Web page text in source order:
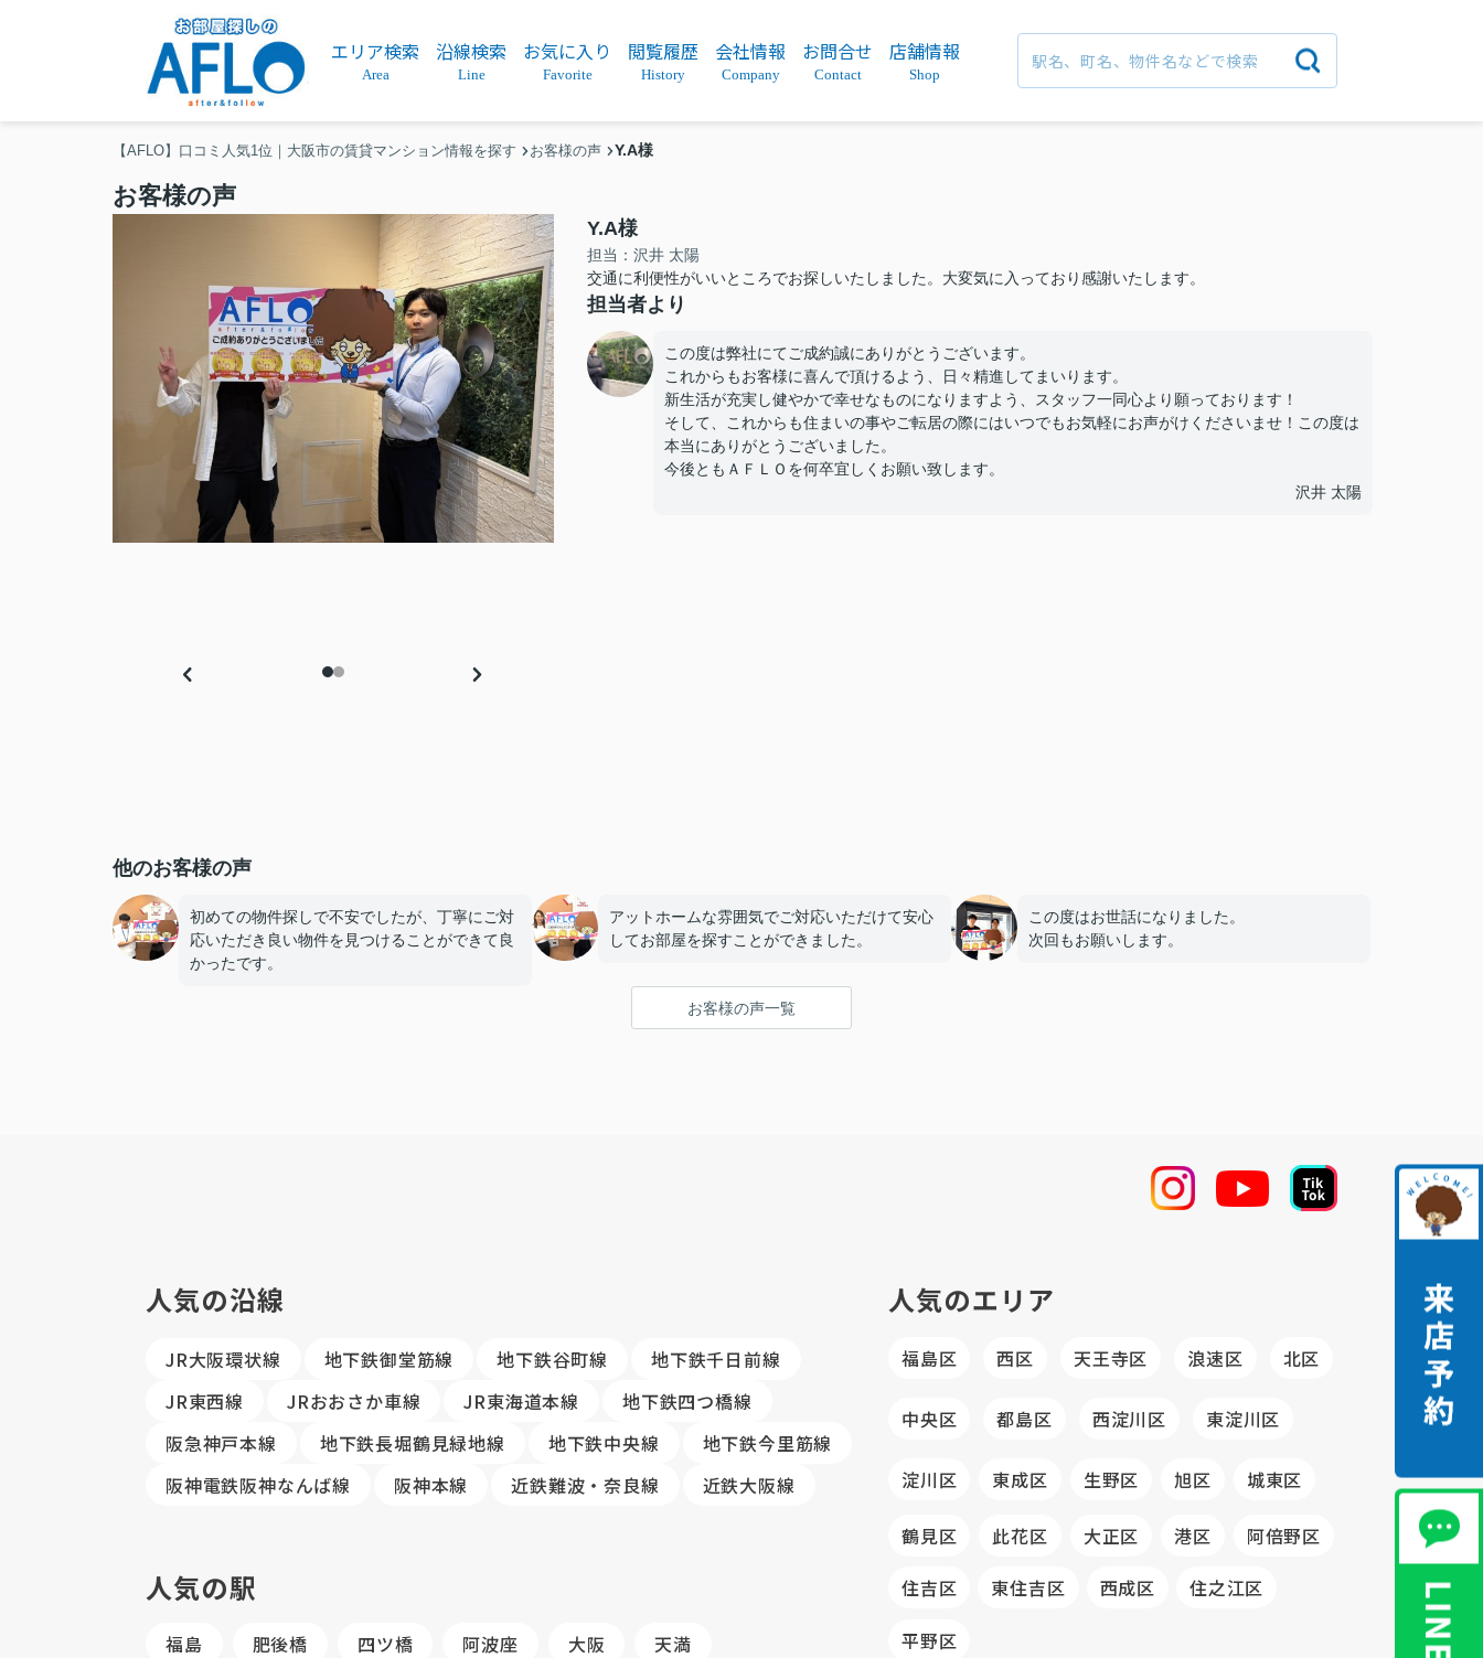
エリア検索
Area
沿線検索
Line
お気に入り
Favorite
閲覧履歴
History
会社情報
Company
お問合せ
Contact
店舗情報
Shop
【AFLO】口コミ人気1位｜大阪市の賃貸マンション情報を探す お客様の声 Y.A様
お客様の声
Y.A様
担当：沢井 太陽
交通に利便性がいいところでお探しいたしました。大変気に入っており感謝いたします。
担当者より
この度は弊社にてご成約誠にありがとうございます。
これからもお客様に喜んで頂けるよう、日々精進してまいります。
新生活が充実し健やかで幸せなものになりますよう、スタッフ一同心より願っております！
そして、これからも住まいの事やご転居の際にはいつでもお気軽にお声がけくださいませ！この度は
本当にありがとうございました。
今後ともＡＦＬＯを何卒宜しくお願い致します。
沢井 太陽
他のお客様の声
初めての物件探しで不安でしたが、丁寧にご対
応いただき良い物件を見つけることができて良
かったです。
アットホームな雰囲気でご対応いただけて安心
してお部屋を探すことができました。
この度はお世話になりました。
次回もお願いします。
お客様の声一覧
人気の沿線
JR大阪環状線 地下鉄御堂筋線 地下鉄谷町線
地下鉄千日前線
JR東西線
JRおおさか車線 JR東海道本線
地下鉄四つ橋線
阪急神戸本線
地下鉄長堀鶴見緑地線 地下鉄中央線
地下鉄今里筋線
阪神電鉄阪神なんば線
阪神本線 近鉄難波・奈良線 近鉄大阪線
人気の駅
福島 肥後橋 四ツ橋 阿波座 大阪 天満
人気のエリア
福島区 西区 天王寺区 浪速区 北区
中央区 都島区 西淀川区 東淀川区
淀川区 東成区 生野区 旭区 城東区
鶴見区 此花区 大正区 港区
阿倍野区
住吉区
東住吉区 西成区
住之江区
平野区